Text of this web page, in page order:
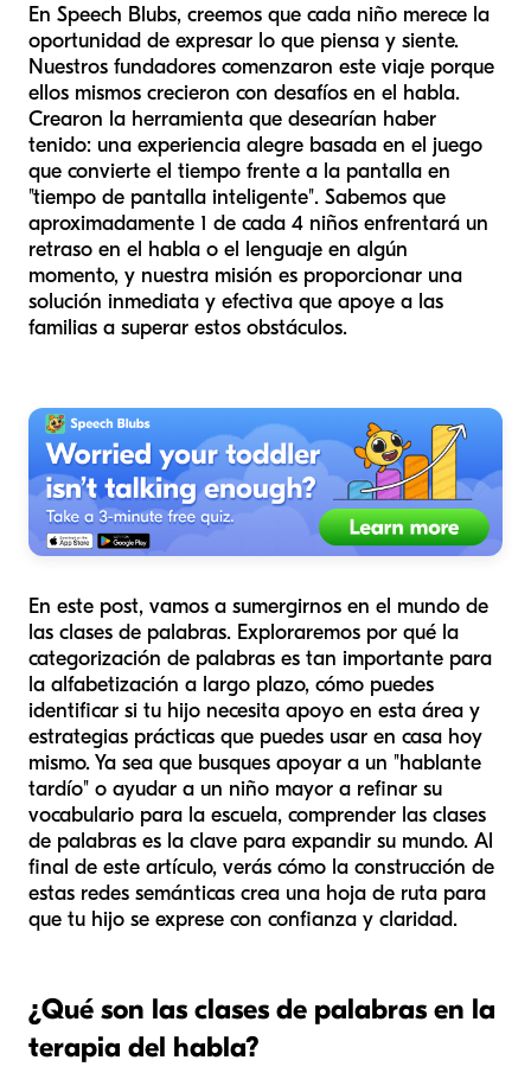
En Speech Blubs, creemos que cada niño merece la
oportunidad de expresar lo que piensa y siente.
Nuestros fundadores comenzaron este viaje porque
ellos mismos crecieron con desafíos en el habla.
Crearon la herramienta que desearían haber
tenido: una experiencia alegre basada en el juego
que convierte el tiempo frente a la pantalla en
"tiempo de pantalla inteligente". Sabemos que
aproximadamente 1 de cada 4 niños enfrentará un
retraso en el habla o el lenguaje en algún
momento, y nuestra misión es proporcionar una
solución inmediata y efectiva que apoye a las
familias a superar estos obstáculos.
En este post, vamos a sumergirnos en el mundo de
las clases de palabras. Exploraremos por qué la
categorización de palabras es tan importante para
la alfabetización a largo plazo, cómo puedes
identificar si tu hijo necesita apoyo en esta área y
estrategias prácticas que puedes usar en casa hoy
mismo. Ya sea que busques apoyar a un "hablante
tardío" o ayudar a un niño mayor a refinar su
vocabulario para la escuela, comprender las clases
de palabras es la clave para expandir su mundo. Al
final de este artículo, verás cómo la construcción de
estas redes semánticas crea una hoja de ruta para
que tu hijo se exprese con confianza y claridad.
¿Qué son las clases de palabras en la
terapia del habla?